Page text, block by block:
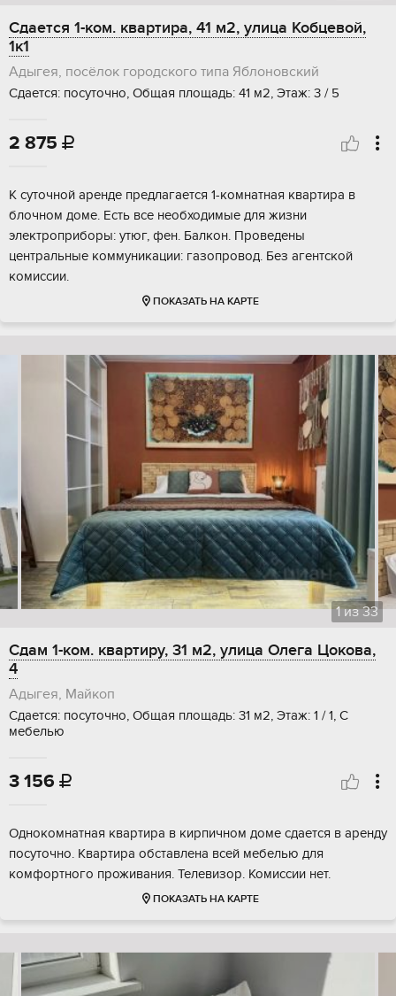
Сдается 1-ком. квартира, 41 м2, улица Кобцевой,
1к1
Адыгея, посёлок городского типа Яблоновский
Сдается: посуточно, Общая площадь: 41 м2, Этаж: 3 / 5
2 875 
К суточной аренде предлагается 1-комнатная квартира в
блочном доме. Есть все необходимые для жизни
электроприборы: утюг, фен. Балкон. Проведены
центральные коммуникации: газопровод. Без агентской
комиссии.
ПОКАЗАТЬ НА КАРТЕ
1из33
Сдам 1-ком. квартиру, 31 м2, улица Олега Цокова,
4
Адыгея, Майкоп
Сдается: посуточно, Общая площадь: 31 м2, Этаж: 1 / 1, С
мебелью
3 156 
Однокомнатная квартира в кирпичном доме сдается в аренду
посуточно. Квартира обставлена всей мебелью для
комфортного проживания. Телевизор. Комиссии нет.
ПОКАЗАТЬ НА КАРТЕ